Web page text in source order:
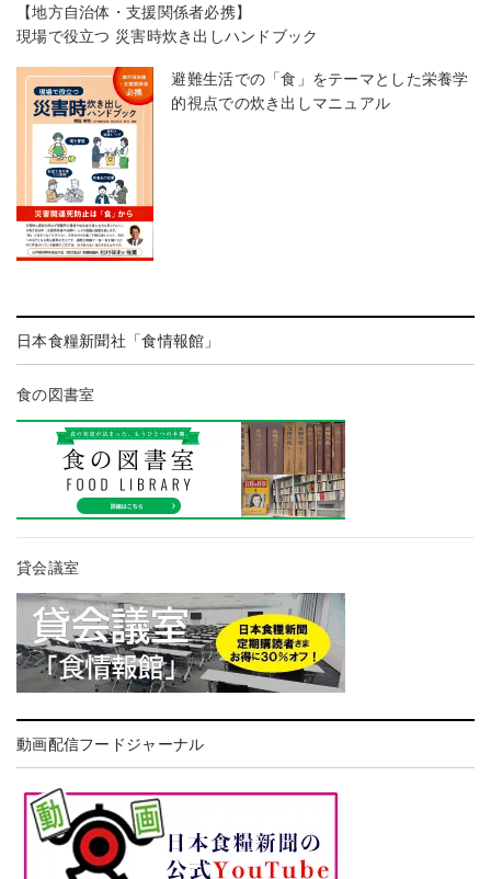
【地方自治体・支援関係者必携】
現場で役立つ 災害時炊き出しハンドブック
避難生活での「食」をテーマとした栄養学
的視点での炊き出しマニュアル
日本食糧新聞社「食情報館」
食の図書室
貸会議室
動画配信フードジャーナル